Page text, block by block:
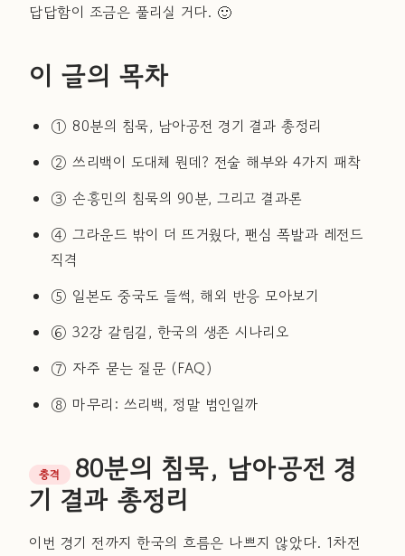
답답함이 조금은 풀리실 거다. 🙂
이 글의 목차
① 80분의 침묵, 남아공전 경기 결과 총정리
② 쓰리백이 도대체 뭔데? 전술 해부와 4가지 패착
③ 손흥민의 침묵의 90분, 그리고 결과론
④ 그라운드 밖이 더 뜨거웠다, 팬심 폭발과 레전드
직격
⑤ 일본도 중국도 들썩, 해외 반응 모아보기
⑥ 32강 갈림길, 한국의 생존 시나리오
⑦ 자주 묻는 질문 (FAQ)
⑧ 마무리: 쓰리백, 정말 범인일까
충격
80분의 침묵, 남아공전 경
기 결과 총정리
이번 경기 전까지 한국의 흐름은 나쁘지 않았다. 1차전